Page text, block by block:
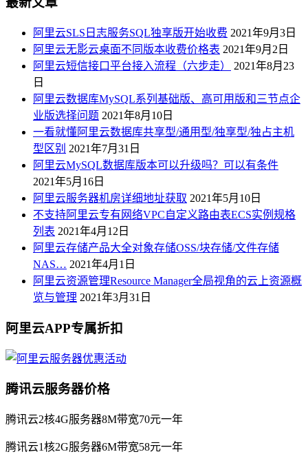
阿里云SLS日志服务SQL独享版开始收费 2021年9月3日
阿里云无影云桌面不同版本收费价格表 2021年9月2日
阿里云短信接口平台接入流程（六步走）
2021年8月23
日
阿里云数据库MySQL系列基础版、高可用版和三节点企
业版选择问题 2021年8月10日
一看就懂阿里云数据库共享型/通用型/独享型/独占主机
型区别 2021年7月31日
阿里云MySQL数据库版本可以升级吗？可以有条件
2021年5月16日
阿里云服务器机房详细地址获取 2021年5月10日
不支持阿里云专有网络VPC自定义路由表ECS实例规格
列表 2021年4月12日
阿里云存储产品大全对象存储OSS/块存储/文件存储
NAS… 2021年4月1日
阿里云资源管理Resource Manager全局视角的云上资源概
览与管理 2021年3月31日
阿里云APP专属折扣
腾讯云服务器价格
腾讯云2核4G服务器8M带宽70元一年
腾讯云1核2G服务器6M带宽58元一年